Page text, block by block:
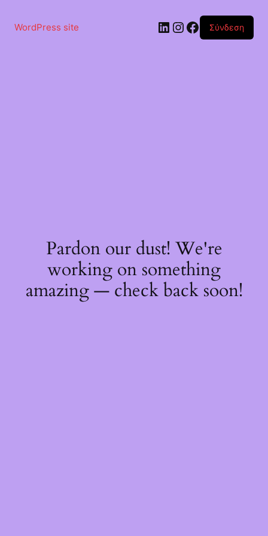
περιεχόμενο
WordPress site Linkedin
Instagram
Facebook
Σύνδεση
Pardon our dust! We're
working on something
amazing — check back soon!